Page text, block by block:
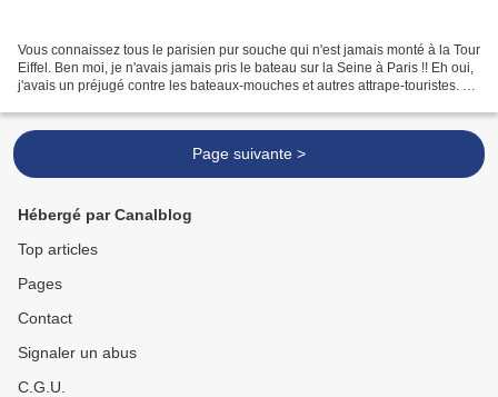
Vous connaissez tous le parisien pur souche qui n'est jamais monté à la Tour
Eiffel. Ben moi, je n'avais jamais pris le bateau sur la Seine à Paris !! Eh oui,
j'avais un préjugé contre les bateaux-mouches et autres attrape-touristes. Ne
Page suivante >
Hébergé par Canalblog
Top articles
Pages
Contact
Signaler un abus
C.G.U.